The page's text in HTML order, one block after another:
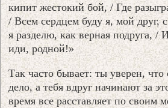
кипит жестокий бой, / Где
/ Всем сердцем буду я, мой друг,
я разделю, как верная подруга,
иди, родной!»
Так часто бывает: ты уверен, что
дело, а тебя вдруг начинают за
время все расставляет по своим